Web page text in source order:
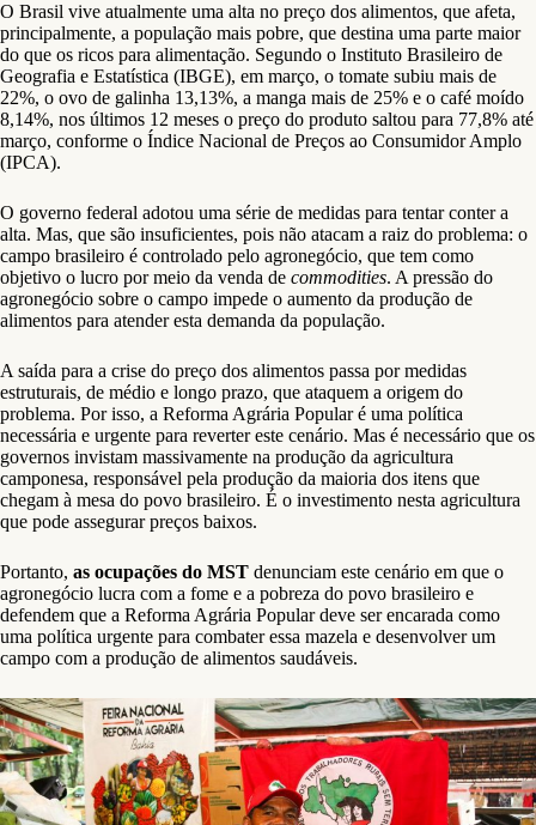
O Brasil vive atualmente uma alta no preço dos alimentos, que afeta,
principalmente, a população mais pobre, que destina uma parte maior
do que os ricos para alimentação. Segundo o Instituto Brasileiro de
Geografia e Estatística (IBGE), em março, o tomate subiu mais de
22%, o ovo de galinha 13,13%, a manga mais de 25% e o café moído
8,14%, nos últimos 12 meses o preço do produto saltou para 77,8% até
março, conforme o Índice Nacional de Preços ao Consumidor Amplo
(IPCA).
O governo federal adotou uma série de medidas para tentar conter a
alta. Mas, que são insuficientes, pois não atacam a raiz do problema: o
campo brasileiro é controlado pelo agronegócio, que tem como
objetivo o lucro por meio da venda de commodities. A pressão do
agronegócio sobre o campo impede o aumento da produção de
alimentos para atender esta demanda da população.
A saída para a crise do preço dos alimentos passa por medidas
estruturais, de médio e longo prazo, que ataquem a origem do
problema. Por isso, a Reforma Agrária Popular é uma política
necessária e urgente para reverter este cenário. Mas é necessário que os
governos invistam massivamente na produção da agricultura
camponesa, responsável pela produção da maioria dos itens que
chegam à mesa do povo brasileiro. É o investimento nesta agricultura
que pode assegurar preços baixos.
Portanto, as ocupações do MST denunciam este cenário em que o
agronegócio lucra com a fome e a pobreza do povo brasileiro e
defendem que a Reforma Agrária Popular deve ser encarada como
uma política urgente para combater essa mazela e desenvolver um
campo com a produção de alimentos saudáveis.